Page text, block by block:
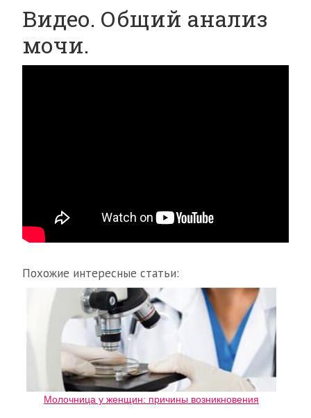
Видео. Общий анализ
мочи.
Похожие интересные статьи:
Молочница у женщин: причины возникновения